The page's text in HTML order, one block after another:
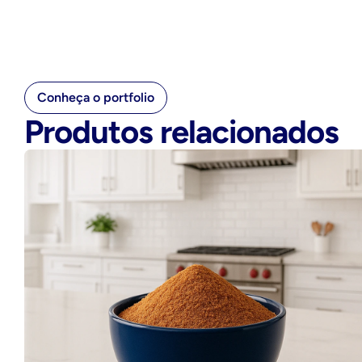
Conheça o portfolio
Produtos relacionados